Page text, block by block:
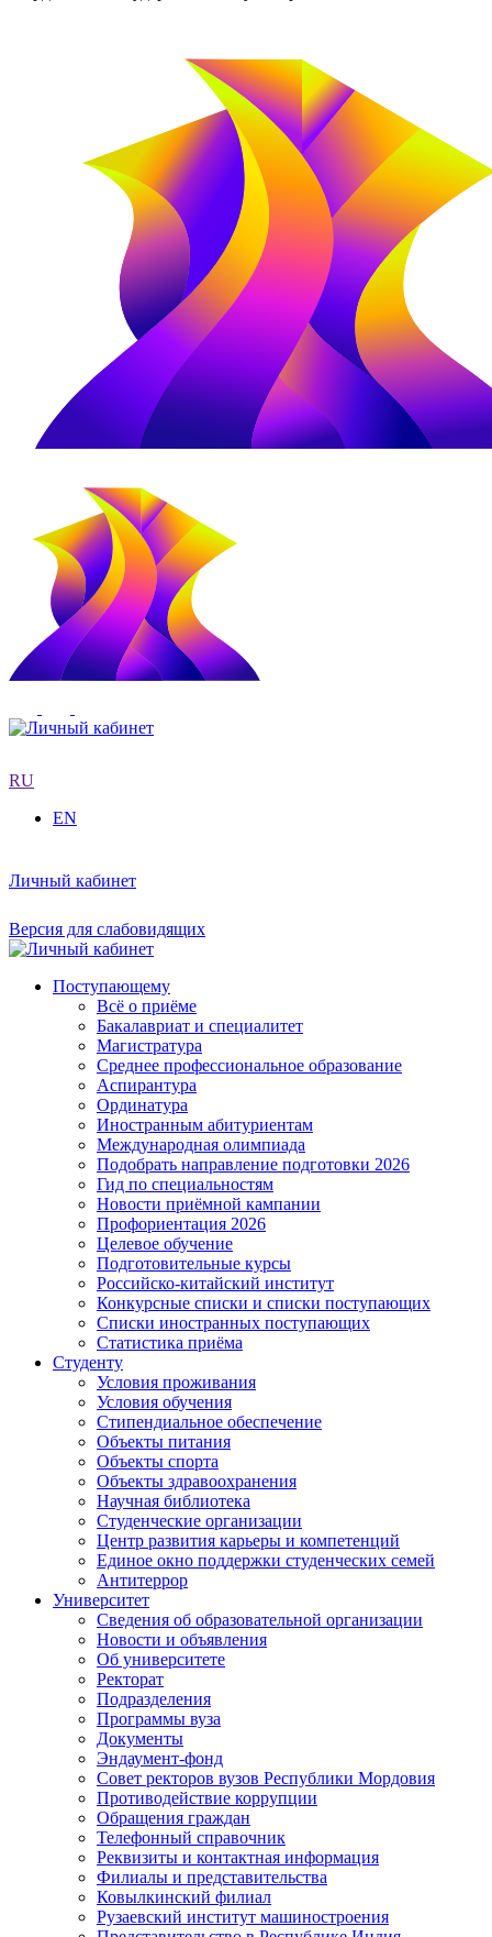
RU
EN
Личный кабинет
Версия для слабовидящих
Поступающему
Всё о приёме
Бакалавриат и специалитет
Магистратура
Среднее профессиональное образование
Аспирантура
Ординатура
Иностранным абитуриентам
Международная олимпиада
Подобрать направление подготовки 2026
Гид по специальностям
Новости приёмной кампании
Профориентация 2026
Целевое обучение
Подготовительные курсы
Российско-китайский институт
Конкурсные списки и списки поступающих
Списки иностранных поступающих
Статистика приёма
Студенту
Условия проживания
Условия обучения
Стипендиальное обеспечение
Объекты питания
Объекты спорта
Объекты здравоохранения
Научная библиотека
Студенческие организации
Центр развития карьеры и компетенций
Единое окно поддержки студенческих семей
Антитеррор
Университет
Сведения об образовательной организации
Новости и объявления
Об университете
Ректорат
Подразделения
Программы вуза
Документы
Эндаумент-фонд
Совет ректоров вузов Республики Мордовия
Противодействие коррупции
Обращения граждан
Телефонный справочник
Реквизиты и контактная информация
Филиалы и представительства
Ковылкинский филиал
Рузаевский институт машиностроения